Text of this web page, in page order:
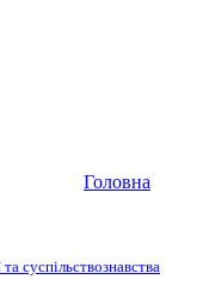
Головна
суспільствознавства